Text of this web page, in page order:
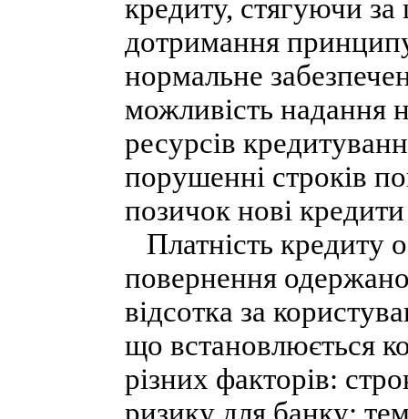
кредиту, стягуючи
дотримання
нормальне
можливість надання
ресурсів
порушенні строків
позичок нові
Платність кредиту
повернення
відсотка за
що встановлюється
різних факторів: